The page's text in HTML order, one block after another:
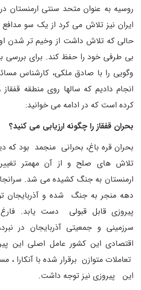
روسیه به عنوان متحد سنتی
ایران نیز تلاش می کرد از یک سو مدافع
حالی که تلاش داشت از وخیم تر شدن
بی طرفی خود را حفظ کند. برای
وگویی را با صادق ملکی، کارشناس
انجام دادیم که سالها روی منطقه
کرده است که در ادامه می خوانید:
بحران قفقاز را چگونه ارزیابی می کنید؟
بحران قره باغ، بحرانی منجمد بود که
تلاش های صلح و از آن مهمتر
ارمنستان به جنگ کشیده می شد.
دهه منجر به جنگ شده و آذربایجان
پیروزی قابل قبولی دست یابد. فارغ
سرزمینی و جمعیتی آذربایجان در
اقتصادی این کشور عامل اصلی این
تعاملات متوازن برقرار شده با آنکارا
این پیروزی نیز توجه داشت.